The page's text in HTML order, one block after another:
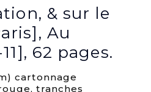
& sur le
Au
62 pages.
cartonnage
tranches